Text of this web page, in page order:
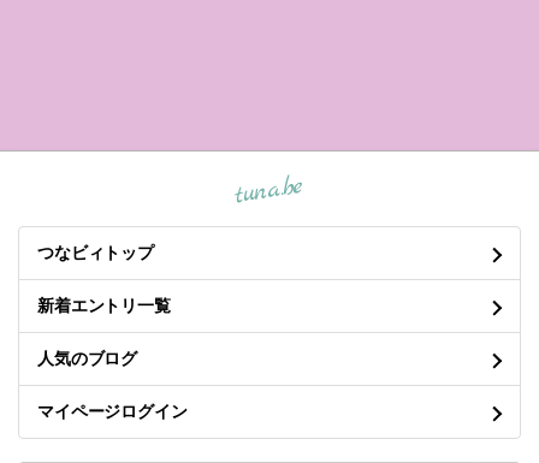
tuna.be
つなビィトップ
新着エントリ一覧
人気のブログ
マイページログイン